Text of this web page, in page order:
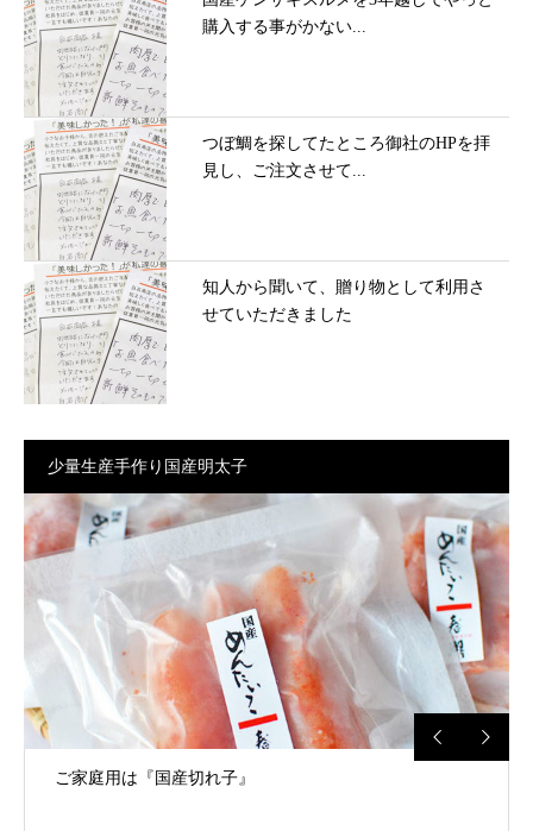
購入する事がかない...
つぼ鯛を探してたところ御社のHPを拝
見し、ご注文させて...
知人から聞いて、贈り物として利用さ
せていただきました
少量生産手作り国産明太子
ご家庭用は『国産切れ子』